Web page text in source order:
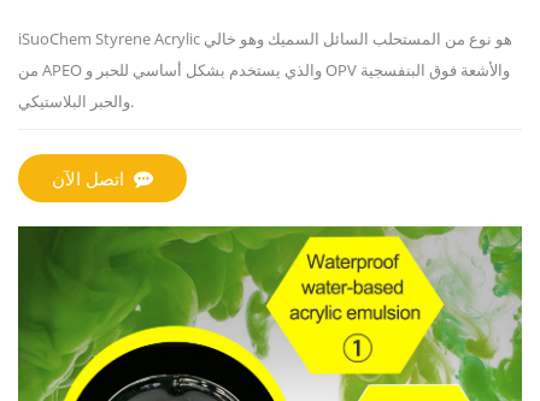
iSuoChem Styrene Acrylic هو نوع من المستحلب السائل السميك وهو خالي
من APEO والذي يستخدم بشكل أساسي للحبر و OPV والأشعة فوق البنفسجية
والحبر البلاستيكي.
اتصل الآن